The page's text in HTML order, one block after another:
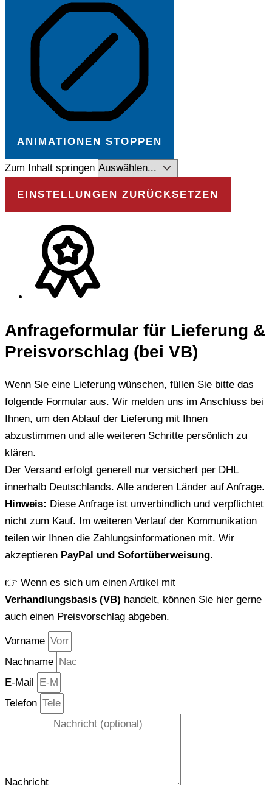
ANIMATIONEN STOPPEN
Zum Inhalt springen
EINSTELLUNGEN ZURÜCKSETZEN
Anfrageformular für Lieferung &
Preisvorschlag (bei VB)
Wenn Sie eine Lieferung wünschen, füllen Sie bitte das
folgende Formular aus. Wir melden uns im Anschluss bei
Ihnen, um den Ablauf der Lieferung mit Ihnen
abzustimmen und alle weiteren Schritte persönlich zu
klären.
Der Versand erfolgt generell nur versichert per DHL
innerhalb Deutschlands. Alle anderen Länder auf Anfrage.
Hinweis: Diese Anfrage ist unverbindlich und verpflichtet
nicht zum Kauf. Im weiteren Verlauf der Kommunikation
teilen wir Ihnen die Zahlungsinformationen mit. Wir
akzeptieren PayPal und Sofortüberweisung.
👉 Wenn es sich um einen Artikel mit
Verhandlungsbasis (VB) handelt, können Sie hier gerne
auch einen Preisvorschlag abgeben.
Vorname
Nachname
E-Mail
Telefon
Nachricht